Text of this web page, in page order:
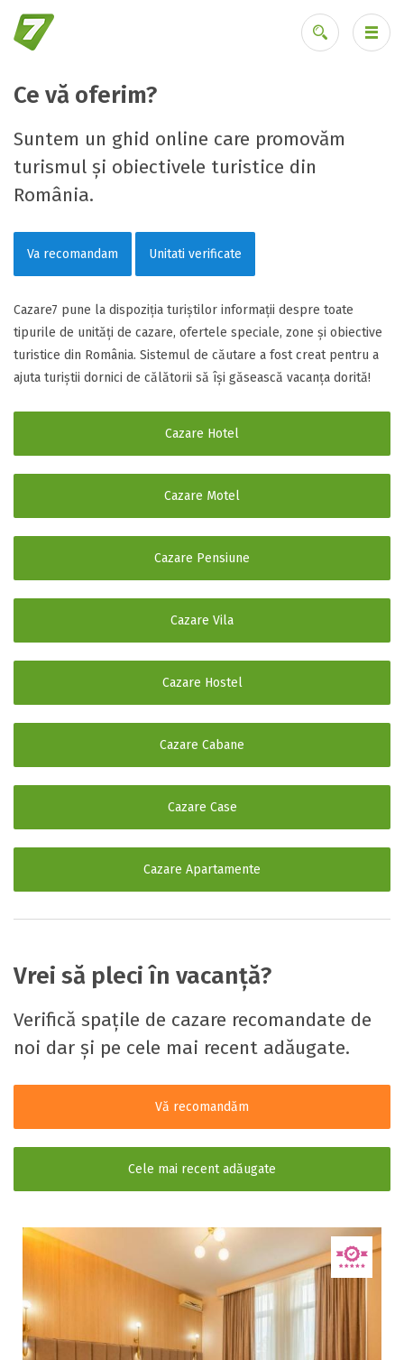
Ce vă oferim?
Suntem un ghid online care promovăm
turismul și obiectivele turistice din
România.
Va recomandam Unitati verificate
Cazare7 pune la dispoziția turiștilor informații despre toate
tipurile de unități de cazare, ofertele speciale, zone și obiective
turistice din România. Sistemul de căutare a fost creat pentru a
ajuta turiștii dornici de călătorii să își găsească vacanța dorită!
Cazare Hotel
Cazare Motel
Cazare Pensiune
Cazare Vila
Cazare Hostel
Cazare Cabane
Cazare Case
Cazare Apartamente
Vrei să pleci în vacanță?
Verifică spațile de cazare recomandate de
noi dar și pe cele mai recent adăugate.
Vă recomandăm
Cele mai recent adăugate